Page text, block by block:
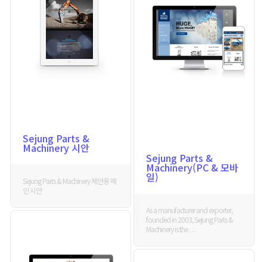
Sejung Parts &
Machinery 시안
Sejung Parts & Machinery 제안용 메
인 시안
Sejung Parts &
Machinery(PC & 모바
일)
As a manufacturer and exporter,
founded in 2003, Sejung Parts &
Machinery is the . . .